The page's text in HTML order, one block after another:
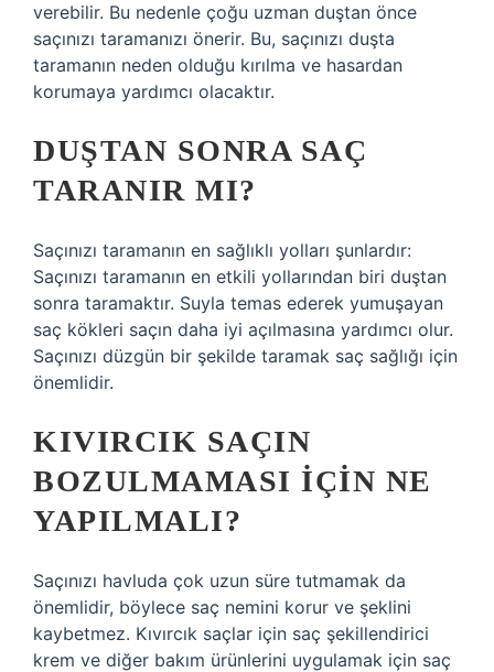
verebilir. Bu nedenle çoğu uzman duştan önce
saçınızı taramanızı önerir. Bu, saçınızı duşta
taramanın neden olduğu kırılma ve hasardan
korumaya yardımcı olacaktır.
DUŞTAN SONRA SAÇ
TARANIR MI?
Saçınızı taramanın en sağlıklı yolları şunlardır:
Saçınızı taramanın en etkili yollarından biri duştan
sonra taramaktır. Suyla temas ederek yumuşayan
saç kökleri saçın daha iyi açılmasına yardımcı olur.
Saçınızı düzgün bir şekilde taramak saç sağlığı için
önemlidir.
KIVIRCIK SAÇIN
BOZULMAMASI IÇIN NE
YAPILMALI?
Saçınızı havluda çok uzun süre tutmamak da
önemlidir, böylece saç nemini korur ve şeklini
kaybetmez. Kıvırcık saçlar için saç şekillendirici
krem ​​ve diğer bakım ürünlerini uygulamak için saç